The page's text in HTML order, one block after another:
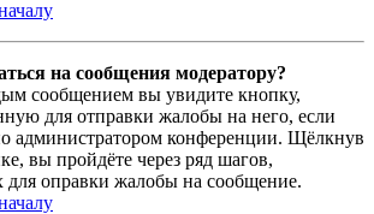
на сообщения модератору?
сообщением вы увидите кнопку,
для отправки жалобы на него, если
администратором конференции. Щёлкнув
вы пройдёте через ряд шагов,
для оправки жалобы на сообщение.